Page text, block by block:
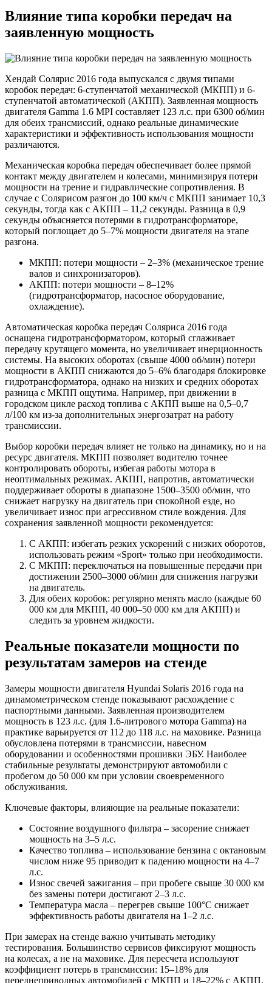
Влияние типа коробки передач на
заявленную мощность
Хендай Солярис 2016 года выпускался с двумя типами
коробок передач: 6-ступенчатой механической (МКПП) и 6-
ступенчатой автоматической (АКПП). Заявленная мощность
двигателя Gamma 1.6 MPI составляет 123 л.с. при 6300 об/мин
для обеих трансмиссий, однако реальные динамические
характеристики и эффективность использования мощности
различаются.
Механическая коробка передач обеспечивает более прямой
контакт между двигателем и колесами, минимизируя потери
мощности на трение и гидравлические сопротивления. В
случае с Солярисом разгон до 100 км/ч с МКПП занимает 10,3
секунды, тогда как с АКПП – 11,2 секунды. Разница в 0,9
секунды объясняется потерями в гидротрансформаторе,
который поглощает до 5–7% мощности двигателя на этапе
разгона.
МКПП: потери мощности – 2–3% (механическое трение
валов и синхронизаторов).
АКПП: потери мощности – 8–12%
(гидротрансформатор, насосное оборудование,
охлаждение).
Автоматическая коробка передач Соляриса 2016 года
оснащена гидротрансформатором, который сглаживает
передачу крутящего момента, но увеличивает инерционность
системы. На высоких оборотах (свыше 4000 об/мин) потери
мощности в АКПП снижаются до 5–6% благодаря блокировке
гидротрансформатора, однако на низких и средних оборотах
разница с МКПП ощутима. Например, при движении в
городском цикле расход топлива с АКПП выше на 0,5–0,7
л/100 км из-за дополнительных энергозатрат на работу
трансмиссии.
Выбор коробки передач влияет не только на динамику, но и на
ресурс двигателя. МКПП позволяет водителю точнее
контролировать обороты, избегая работы мотора в
неоптимальных режимах. АКПП, напротив, автоматически
поддерживает обороты в диапазоне 1500–3500 об/мин, что
снижает нагрузку на двигатель при спокойной езде, но
увеличивает износ при агрессивном стиле вождения. Для
сохранения заявленной мощности рекомендуется:
С АКПП: избегать резких ускорений с низких оборотов,
использовать режим «Sport» только при необходимости.
С МКПП: переключаться на повышенные передачи при
достижении 2500–3000 об/мин для снижения нагрузки
на двигатель.
Для обеих коробок: регулярно менять масло (каждые 60
000 км для МКПП, 40 000–50 000 км для АКПП) и
следить за уровнем жидкости.
Реальные показатели мощности по
результатам замеров на стенде
Замеры мощности двигателя Hyundai Solaris 2016 года на
динамометрическом стенде показывают расхождение с
паспортными данными. Заявленная производителем
мощность в 123 л.с. (для 1.6-литрового мотора Gamma) на
практике варьируется от 112 до 118 л.с. на маховике. Разница
обусловлена потерями в трансмиссии, навесном
оборудовании и особенностями прошивки ЭБУ. Наиболее
стабильные результаты демонстрируют автомобили с
пробегом до 50 000 км при условии своевременного
обслуживания.
Ключевые факторы, влияющие на реальные показатели:
Состояние воздушного фильтра – засорение снижает
мощность на 3–5 л.с.
Качество топлива – использование бензина с октановым
числом ниже 95 приводит к падению мощности на 4–7
л.с.
Износ свечей зажигания – при пробеге свыше 30 000 км
без замены потери достигают 2–3 л.с.
Температура масла – перегрев свыше 100°C снижает
эффективность работы двигателя на 1–2 л.с.
При замерах на стенде важно учитывать методику
тестирования. Большинство сервисов фиксируют мощность
на колесах, а не на маховике. Для пересчета используют
коэффициент потерь в трансмиссии: 15–18% для
переднеприводных автомобилей с МКПП и 18–22% с АКПП.